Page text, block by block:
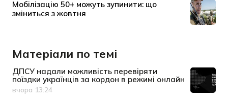
Матеріали по темі
ДПСУ надали можливість перевіряти
поїздки українців за кордон в режимі онлайн
Дата публікації
вчора 13:24